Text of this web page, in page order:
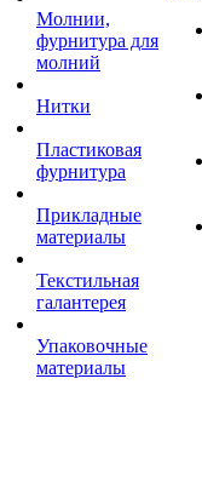
Молнии,
фурнитура для
молний
Нитки
Пластиковая
фурнитура
Прикладные
материалы
Текстильная
галантерея
Упаковочные
материалы